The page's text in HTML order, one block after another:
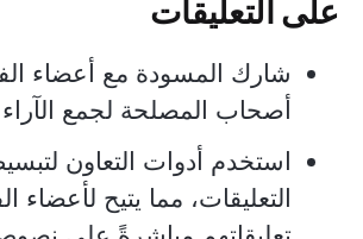
على التعليقات
شارك المسودة مع أعضاء
أصحاب المصلحة لجمع الآراء
استخدم أدوات التعاون
التعليقات، مما يتيح لأعضاء